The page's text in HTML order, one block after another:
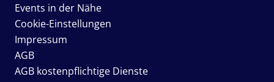
Events in der Nähe
Cookie-Einstellungen
Impressum
AGB
AGB kostenpflichtige Dienste